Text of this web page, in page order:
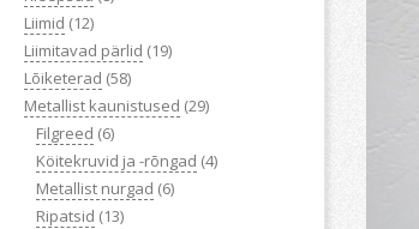
Liimid (12)
Liimitavad pärlid (19)
Lõiketerad (58)
Metallist kaunistused (29)
Filgreed (6)
Köitekruvid ja -rõngad (4)
Metallist nurgad (6)
Ripatsid (13)